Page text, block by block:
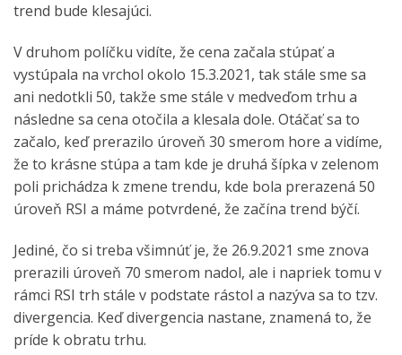
trend bude klesajúci.
V druhom políčku vidíte, že cena začala stúpať a
vystúpala na vrchol okolo 15.3.2021, tak stále sme sa
ani nedotkli 50, takže sme stále v medveďom trhu a
následne sa cena otočila a klesala dole. Otáčať sa to
začalo, keď prerazilo úroveň 30 smerom hore a vidíme,
že to krásne stúpa a tam kde je druhá šípka v zelenom
poli prichádza k zmene trendu, kde bola prerazená 50
úroveň RSI a máme potvrdené, že začína trend býčí.
Jediné, čo si treba všimnúť je, že 26.9.2021 sme znova
prerazili úroveň 70 smerom nadol, ale i napriek tomu v
rámci RSI trh stále v podstate rástol a nazýva sa to tzv.
divergencia. Keď divergencia nastane, znamená to, že
príde k obratu trhu.